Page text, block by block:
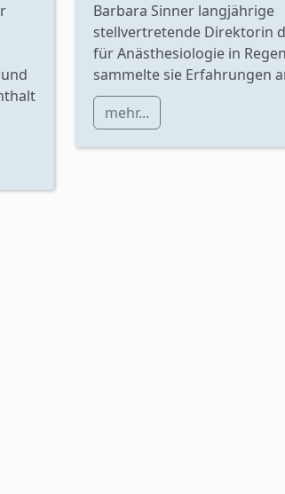
Barbara Sinner langjährige
stellvertretende Direktorin
für Anästhesiologie in
sammelte sie Erfahrungen
mehr...